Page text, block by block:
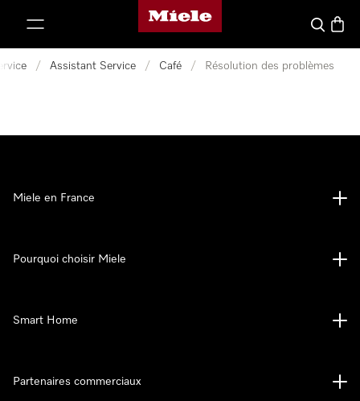
Page d'accueil Miele
Search
/ Assistant Service / Café / Résolution des problèmes
Miele en France
Pourquoi choisir Miele
Smart Home
Partenaires commerciaux